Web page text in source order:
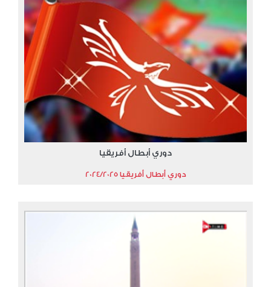
دوري أبطال أفريقيا
دوري أبطال أفريقيا 2024/2025